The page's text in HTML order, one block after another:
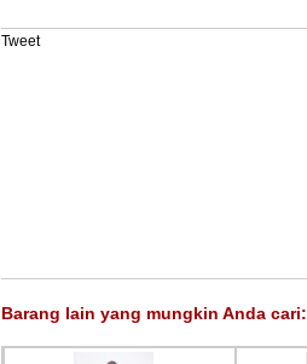
Tweet
Barang lain yang mungkin Anda cari: